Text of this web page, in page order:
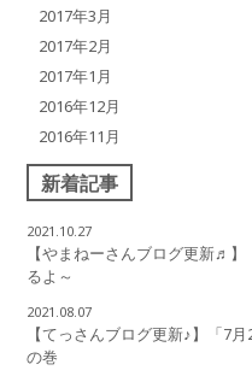
2017年3月
2017年2月
2017年1月
2016年12月
2016年11月
新着記事
2021.10.27
【やまねーさんブログ更新♬
るよ～
2021.08.07
【てっさんブログ更新♪】「7
の巻